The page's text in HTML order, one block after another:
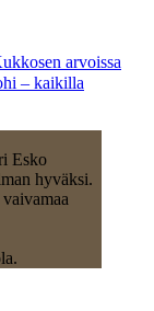
arvoissa
– kaikilla
Esko
hyväksi.